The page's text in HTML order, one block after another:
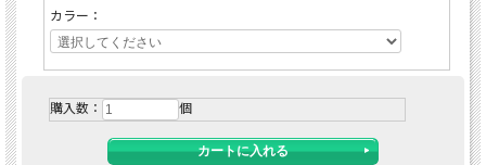
カラー：
購入数： 個